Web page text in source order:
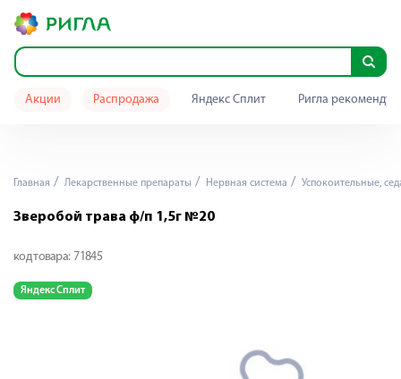
Акции Распродажа Яндекс Сплит Ригла
Главная Лекарственные препараты Нервная система Успокоительные,
Зверобой трава ф/п 1,5г №20
код товара: 71845
Яндекс Сплит